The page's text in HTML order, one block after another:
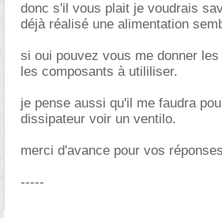
donc s'il vous plait je voudrais
déjà réalisé une alimentation
si oui pouvez vous me donner
les composants à utililiser.
je pense aussi qu'il me faudra
dissipateur voir un ventilo.
merci d'avance pour vos
-----